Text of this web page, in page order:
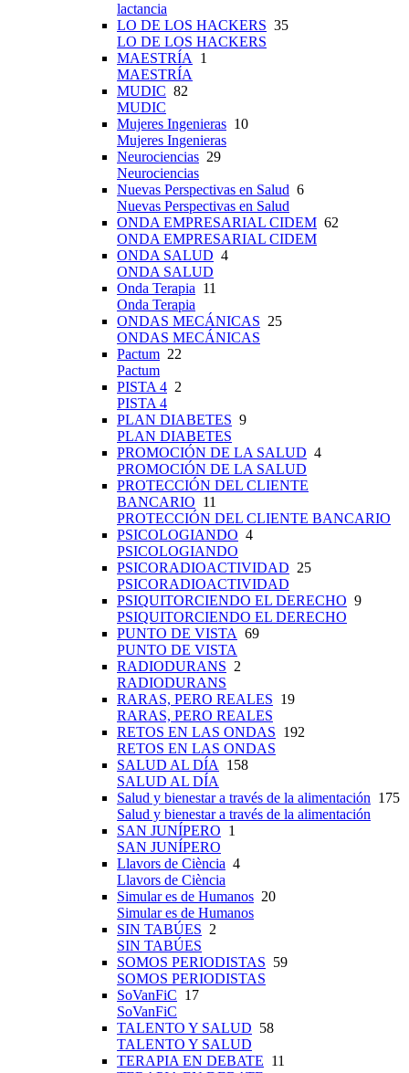
lactancia
LO DE LOS HACKERS 35
LO DE LOS HACKERS
MAESTRÍA 1
MAESTRÍA
MUDIC 82
MUDIC
Mujeres Ingenieras 10
Mujeres Ingenieras
Neurociencias 29
Neurociencias
Nuevas Perspectivas en Salud 6
Nuevas Perspectivas en Salud
ONDA EMPRESARIAL CIDEM 62
ONDA EMPRESARIAL CIDEM
ONDA SALUD 4
ONDA SALUD
Onda Terapia 11
Onda Terapia
ONDAS MECÁNICAS 25
ONDAS MECÁNICAS
Pactum 22
Pactum
PISTA 4 2
PISTA 4
PLAN DIABETES 9
PLAN DIABETES
PROMOCIÓN DE LA SALUD 4
PROMOCIÓN DE LA SALUD
PROTECCIÓN DEL CLIENTE
BANCARIO 11
PROTECCIÓN DEL CLIENTE BANCARIO
PSICOLOGIANDO 4
PSICOLOGIANDO
PSICORADIOACTIVIDAD 25
PSICORADIOACTIVIDAD
PSIQUITORCIENDO EL DERECHO 9
PSIQUITORCIENDO EL DERECHO
PUNTO DE VISTA 69
PUNTO DE VISTA
RADIODURANS 2
RADIODURANS
RARAS, PERO REALES 19
RARAS, PERO REALES
RETOS EN LAS ONDAS 192
RETOS EN LAS ONDAS
SALUD AL DÍA 158
SALUD AL DÍA
Salud y bienestar a través de la alimentación 175
Salud y bienestar a través de la alimentación
SAN JUNÍPERO 1
SAN JUNÍPERO
Llavors de Ciència 4
Llavors de Ciència
Simular es de Humanos 20
Simular es de Humanos
SIN TABÚES 2
SIN TABÚES
SOMOS PERIODISTAS 59
SOMOS PERIODISTAS
SoVanFiC 17
SoVanFiC
TALENTO Y SALUD 58
TALENTO Y SALUD
TERAPIA EN DEBATE 11